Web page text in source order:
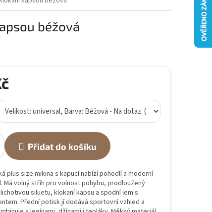
béžová
Přidat do košíku
plus size mikina s kapucí nabízí pohodlí a moderní
Má volný střih pro volnost pohybu, prodloužený
siluetu, klokaní kapsu a spodní lem s
Přední potisk jí dodává sportovní vzhled a